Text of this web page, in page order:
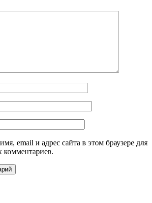
email и адрес сайта в этом браузере для